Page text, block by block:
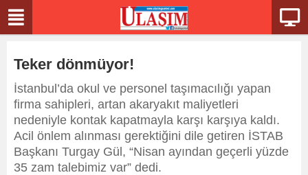
Teker dönmüyor!
İstanbul’da okul ve personel taşımacılığı yapan
firma sahipleri, artan akaryakıt maliyetleri
nedeniyle kontak kapatmayla karşı karşıya kaldı.
Acil önlem alınması gerektiğini dile getiren İSTAB
Başkanı Turgay Gül, “Nisan ayından geçerli yüzde
35 zam talebimiz var” dedi.